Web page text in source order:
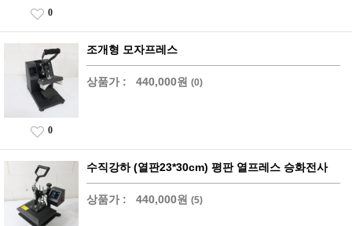
0
조개형 모자프레스
상품가 : 440,000원 (0)
0
수직강하 (열판23*30cm) 평판 열프레스 승화전사
상품가 : 440,000원 (5)